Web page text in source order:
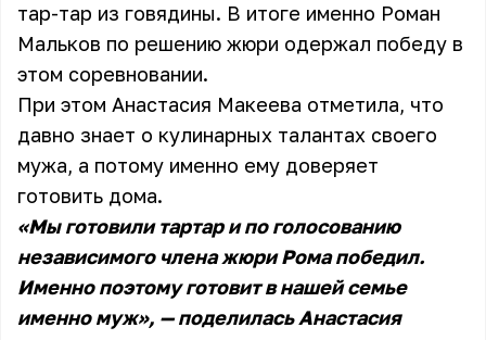
тар-тар из говядины. В итоге именно Роман
Мальков по решению жюри одержал победу в
этом соревновании.
При этом Анастасия Макеева отметила, что
давно знает о кулинарных талантах своего
мужа, а потому именно ему доверяет
готовить дома.
«Мы готовили тартар и по голосованию
независимого члена жюри Рома победил.
Именно поэтому готовит в нашей семье
именно муж», — поделилась Анастасия